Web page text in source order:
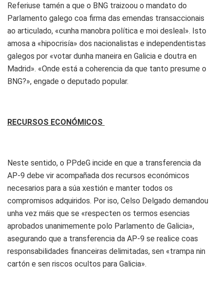
Referiuse tamén a que o BNG traizoou o mandato do
Parlamento galego coa firma das emendas transaccionais
ao articulado, «cunha manobra política e moi desleal». Isto
amosa a «hipocrisía» dos nacionalistas e independentistas
galegos por «votar dunha maneira en Galicia e doutra en
Madrid». «Onde está a coherencia da que tanto presume o
BNG?», engade o deputado popular.
RECURSOS ECONÓMICOS
Neste sentido, o PPdeG incide en que a transferencia da
AP-9 debe vir acompañada dos recursos económicos
necesarios para a súa xestión e manter todos os
compromisos adquiridos. Por iso, Celso Delgado demandou
unha vez máis que se «respecten os termos esencias
aprobados unanimemente polo Parlamento de Galicia»,
asegurando que a transferencia da AP-9 se realice coas
responsabilidades financeiras delimitadas, sen «trampa nin
cartón e sen riscos ocultos para Galicia».